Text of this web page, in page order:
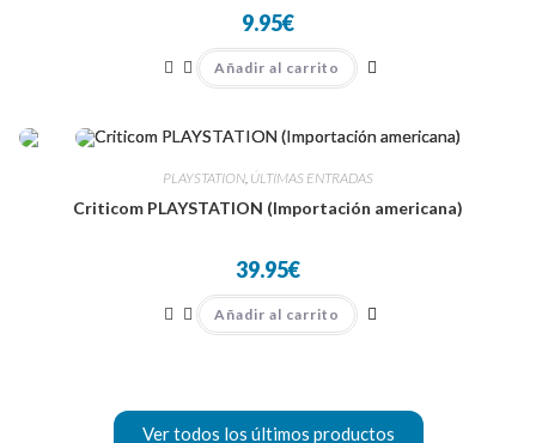
9.95€
Añadir al carrito
PLAYSTATION, ÚLTIMAS ENTRADAS
Criticom PLAYSTATION (Importación americana)
39.95€
Añadir al carrito
Ver todos los últimos productos